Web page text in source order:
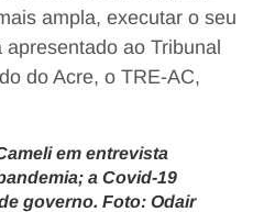
ampla, executar o seu
ao Tribunal
do Acre, o TRE-AC,
em entrevista
a Covid-19
governo. Foto: Odair